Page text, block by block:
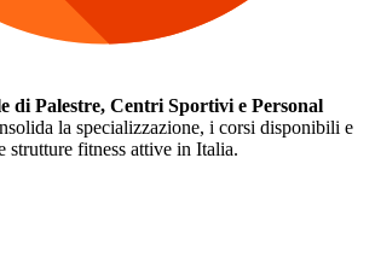
di Palestre, Centri Sportivi e Personal
la specializzazione, i corsi disponibili e
strutture fitness attive in Italia.